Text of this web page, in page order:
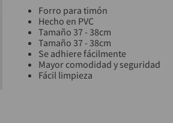
Forro para timón
Hecho en PVC
Tamaño 37 - 38cm
Tamaño 37 - 38cm
Se adhiere fácilmente
Mayor comodidad y seguridad
Fácil limpieza